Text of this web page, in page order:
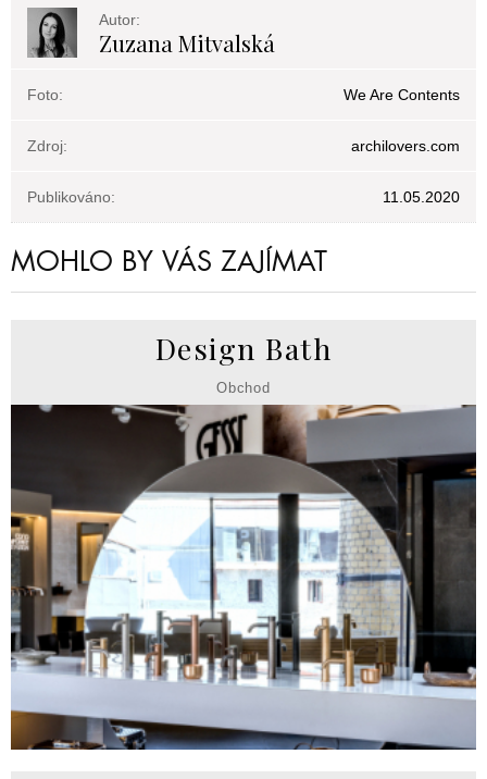
Autor:
Zuzana Mitvalská
Foto: We Are Contents
Zdroj: archilovers.com
Publikováno: 11.05.2020
MOHLO BY VÁS ZAJÍMAT
Design Bath
Obchod